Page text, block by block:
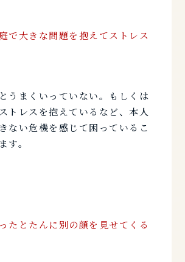
で大きな問題を抱えてストレス
うまくいっていない。もしくは
トレスを抱えているなど、本人
ない危機を感じて困っているこ
す。
たとたんに別の顔を見せてくる